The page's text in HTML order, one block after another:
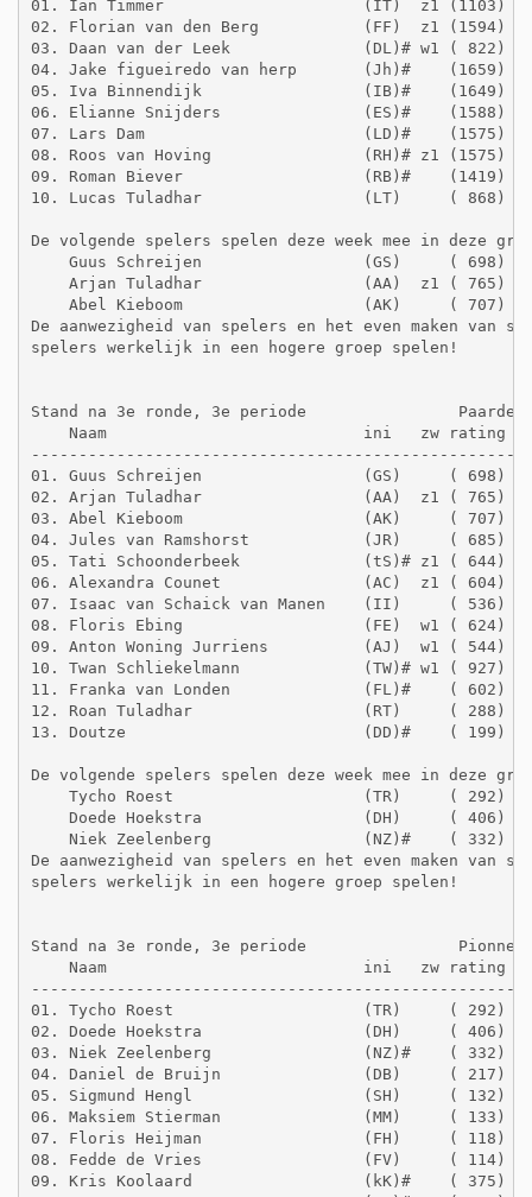
01. Ian Timmer                     (IT)  z1 (1103)
02. Florian van den Berg           (FF)  z1 (1594)
03. Daan van der Leek              (DL)# w1 ( 822)
04. Jake figueiredo van herp       (Jh)#
05. Iva Binnendijk                 (IB)#    (1649)
06. Elianne Snijders               (ES)#    (1588)
07. Lars Dam                       (LD)#    (1575)
08. Roos van Hoving                (RH)# z1
09. Roman Biever                   (RB)#    (1419)
10. Lucas Tuladhar                 (LT)     ( 868)
De volgende spelers spelen deze week mee in deze
Guus Schreijen                 (GS)     ( 698)
Arjan Tuladhar                 (AA)  z1 ( 765)
Abel Kieboom                   (AK)     ( 707)
De aanwezigheid van spelers en het even maken van
spelers werkelijk in een hogere groep spelen!
Stand na 3e ronde, 3e periode
Naam                           ini   zw rating
01. Guus Schreijen                 (GS)     ( 698)
02. Arjan Tuladhar                 (AA)  z1 ( 765)
03. Abel Kieboom                   (AK)     ( 707)
04. Jules van Ramshorst            (JR)     ( 685)
05. Tati Schoonderbeek             (tS)# z1 ( 644)
06. Alexandra Counet               (AC)  z1 ( 604)
07. Isaac van Schaick van Manen    (II)     ( 536)
08. Floris Ebing                   (FE)  w1 ( 624)
09. Anton Woning Jurriens          (AJ)  w1 ( 544)
10. Twan Schliekelmann             (TW)# w1 (
11. Franka van Londen              (FL)#    (
12. Roan Tuladhar                  (RT)     ( 288)
13. Doutze                         (DD)#    ( 199)
De volgende spelers spelen deze week mee in deze
Tycho Roest                    (TR)     ( 292)
Doede Hoekstra                 (DH)     ( 406)
Niek Zeelenberg                (NZ)#    ( 332)
De aanwezigheid van spelers en het even maken van
spelers werkelijk in een hogere groep spelen!
Stand na 3e ronde, 3e periode
Naam                           ini   zw rating
01. Tycho Roest                    (TR)     ( 292)
02. Doede Hoekstra                 (DH)     ( 406)
03. Niek Zeelenberg                (NZ)#    ( 332)
04. Daniel de Bruijn               (DB)     ( 217)
05. Sigmund Hengl                  (SH)     ( 132)   DB-
06. Maksiem Stierman               (MM)     ( 133)
07. Floris Heijman                 (FH)     ( 118)
08. Fedde de Vries                 (FV)     ( 114)
09. Kris Koolaard                  (kK)#    ( 375)